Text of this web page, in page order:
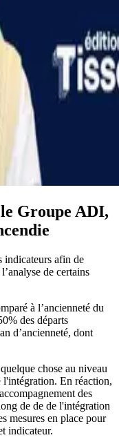
Groupe ADI,
indicateurs afin de
de certains
à l’ancienneté du
des départs
d’ancienneté, dont
chose au niveau
l'intégration. En réaction,
des
de de de l'intégration
mesures en place pour
indicateur.